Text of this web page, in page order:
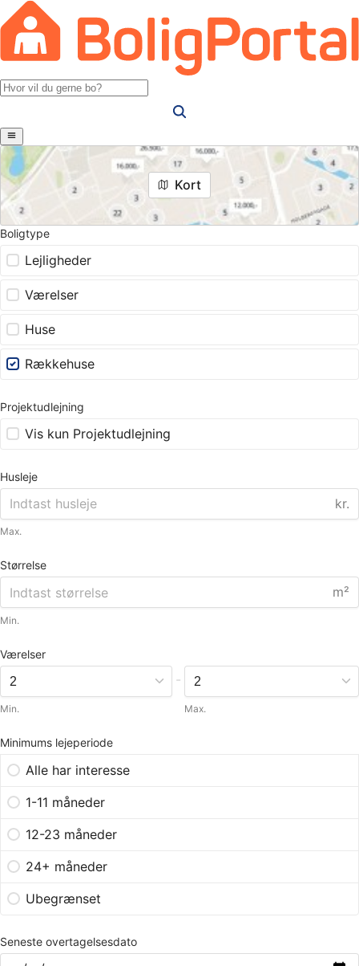
Kort
Boligtype
Lejligheder
Værelser
Huse
Rækkehuse
Projektudlejning
Vis kun Projektudlejning
Husleje
kr.
Max.
Størrelse
m²
Min.
Værelser
Min.
-
Max.
Minimums lejeperiode
Alle har interesse
1-11 måneder
12-23 måneder
24+ måneder
Ubegrænset
Seneste overtagelsesdato